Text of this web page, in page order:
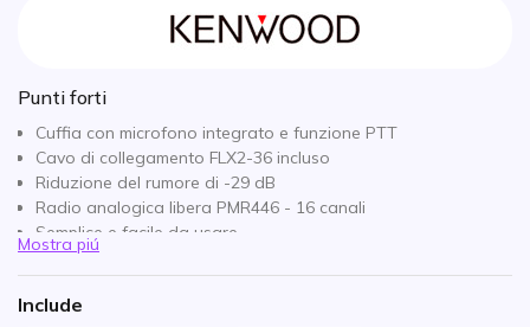
52,33 €
Punti forti
Cuffia con microfono integrato e funzione PTT
Cavo di collegamento FLX2-36 incluso
Riduzione del rumore di -29 dB
Radio analogica libera PMR446 - 16 canali
Semplice e facile da usare
Classificato IP54, resistente all'acqua e alla polvere
Durata della batteria fino a 20 ore
Funzione VOX incorporata
Mostra piú
Include